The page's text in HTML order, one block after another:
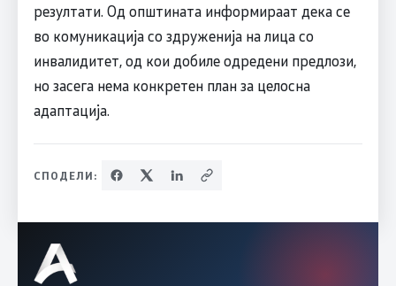
резултати. Од општината информираат дека се
во комуникација со здруженија на лица со
инвалидитет, од кои добиле одредени предлози,
но засега нема конкретен план за целосна
адаптација.
СПОДЕЛИ: